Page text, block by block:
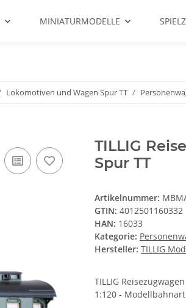
MINIATURMODELLE
Lokomotiven und Wagen Spur TT
TILLIG
Spur TT
Artikelnummer:
GTIN: 4012501160332
HAN: 16033
Kategorie:
Hersteller: TILLIG
TILLIG
1:120 -